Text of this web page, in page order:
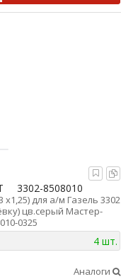
3302-8508010
х1,25) для а/м Газель 3302
цв.серый Мастер-
0325
4 шт.
Аналоги